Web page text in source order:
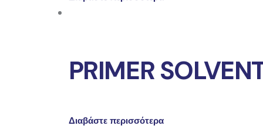
PRIMER
Διαβάστε περισσότερα